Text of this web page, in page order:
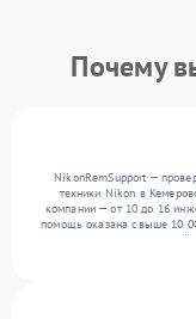
Почему
NikonRemSupport —
техники Nikon в
компании — от 10 до 16
помощь оказана свыше 10
Ежемесячно в сервисный
устраняем поломки